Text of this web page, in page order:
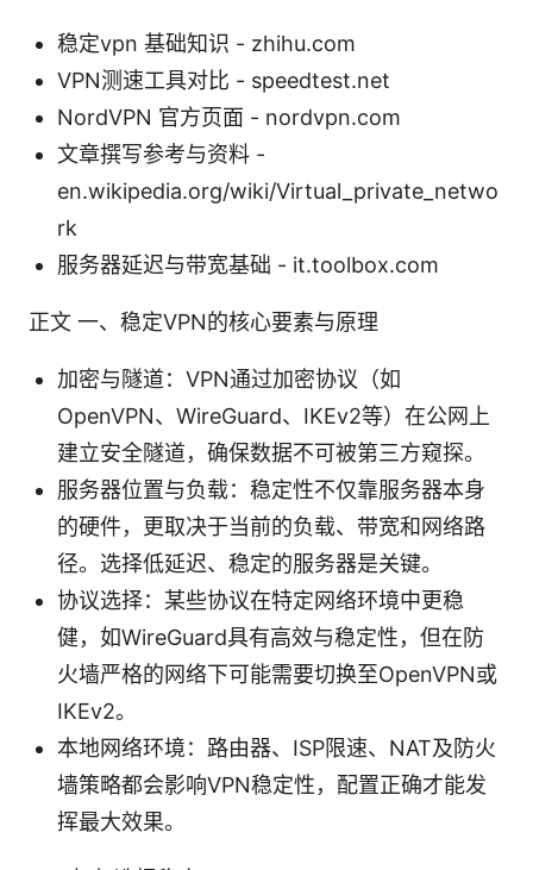
稳定vpn 基础知识 - zhihu.com
VPN测速工具对比 - speedtest.net
NordVPN 官方页面 - nordvpn.com
文章撰写参考与资料 -
en.wikipedia.org/wiki/Virtual_private_netwo
rk
服务器延迟与带宽基础 - it.toolbox.com
正文 一、稳定VPN的核心要素与原理
加密与隧道：VPN通过加密协议（如
OpenVPN、WireGuard、IKEv2等）在公网上
建立安全隧道，确保数据不可被第三方窥探。
服务器位置与负载：稳定性不仅靠服务器本身
的硬件，更取决于当前的负载、带宽和网络路
径。选择低延迟、稳定的服务器是关键。
协议选择：某些协议在特定网络环境中更稳
健，如WireGuard具有高效与稳定性，但在防
火墙严格的网络下可能需要切换至OpenVPN或
IKEv2。
本地网络环境：路由器、ISP限速、NAT及防火
墙策略都会影响VPN稳定性，配置正确才能发
挥最大效果。